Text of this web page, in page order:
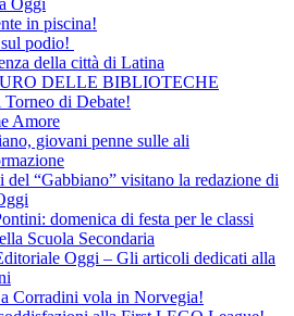
Oggi
in piscina!
podio!
della città di Latina
DELLE BIBLIOTECHE
di Debate!
Amore
giovani penne sulle ali
del “Gabbiano” visitano la redazione di
domenica di festa per le classi
Scuola Secondaria
Oggi – Gli articoli dedicati alla
Corradini vola in Norvegia!